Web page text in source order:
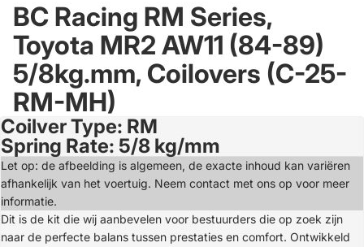
BC Racing RM Series,
Toyota MR2 AW11 (84-89)
5/8kg.mm, Coilovers (C-25-
RM-MH)
Open
image
in
full
screen
Coilver Type: RM
Spring Rate: 5/8 kg/mm
Let op: de afbeelding is algemeen, de exacte inhoud kan variëren
afhankelijk van het voertuig. Neem contact met ons op voor meer
informatie.
Dit is de kit die wij aanbevelen voor bestuurders die op zoek zijn
naar de perfecte balans tussen prestaties en comfort. Ontwikkeld